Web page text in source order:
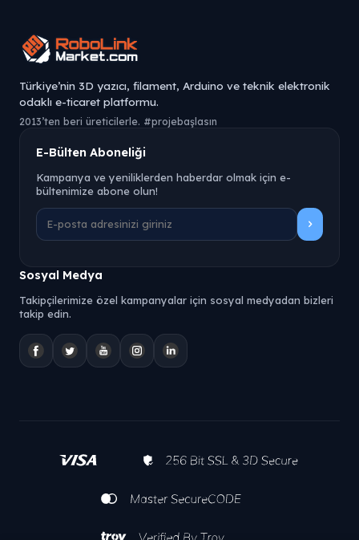
Türkiye’nin 3D yazıcı, filament, Arduino ve teknik elektronik
odaklı e-ticaret platformu.
2013’ten beri üreticilerle. #projebaşlasın
E-Bülten Aboneliği
Kampanya ve yeniliklerden haberdar olmak için e-
bültenimize abone olun!
Sosyal Medya
Takipçilerimize özel kampanyalar için sosyal medyadan bizleri
takip edin.